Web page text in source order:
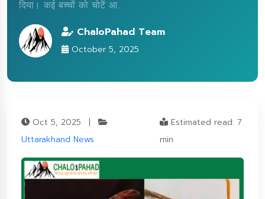
दिया। कई बच्चों को चोटें आ...
ChaloPahad Team
October 5, 2025
Oct 5, 2025
|
Uttarakhand News
Estimated read: 7
min